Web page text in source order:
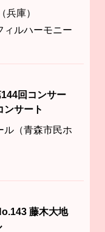
兵庫）
ィルハーモニー
回コンサー
ンサート
ル（青森市民ホ
藤木大地